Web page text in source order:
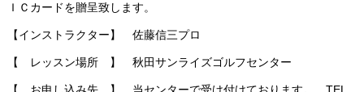
ＩＣカードを贈呈致します。
【インストラクター】 佐藤信三プロ
【 レッスン場所 】 秋田サンライズゴルフセンター